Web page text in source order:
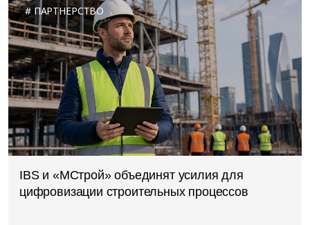
ПАРТНЕРСТВО
IBS и «МСтрой» объединят усилия для
цифровизации строительных процессов